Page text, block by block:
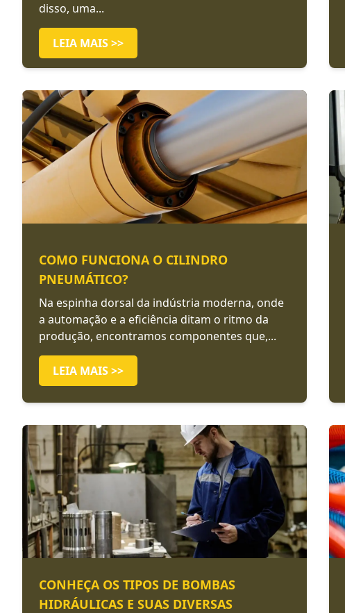
disso, uma...
LEIA MAIS >>
COMO FUNCIONA O CILINDRO
PNEUMÁTICO?
Na espinha dorsal da indústria moderna, onde
a automação e a eficiência ditam o ritmo da
produção, encontramos componentes que,...
LEIA MAIS >>
CONHEÇA OS TIPOS DE BOMBAS
HIDRÁULICAS E SUAS DIVERSAS